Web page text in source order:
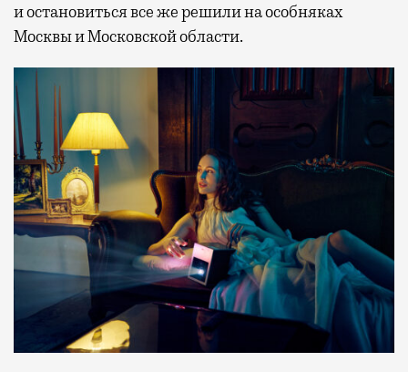
и остановиться все же решили на особняках
Москвы и Московской области.